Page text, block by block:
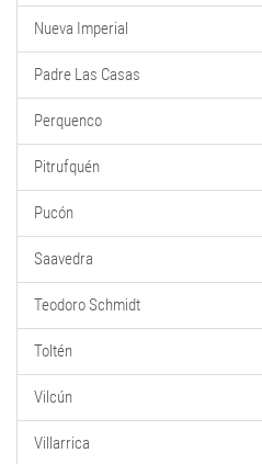
Nueva Imperial
Padre Las Casas
Perquenco
Pitrufquén
Pucón
Saavedra
Teodoro Schmidt
Toltén
Vilcún
Villarrica